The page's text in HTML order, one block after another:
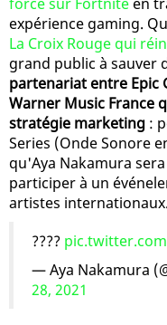
expérience gaming.
La Croix Rouge qui
grand public à sauver
partenariat entre Epic
Warner Music France
stratégie marketing :
Series (Onde Sonore
qu'Aya Nakamura
participer à un
artistes internationaux.
????
— Aya Nakamura
28, 2021